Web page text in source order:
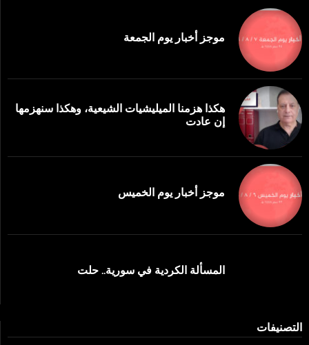
موجز أخبار يوم الجمعة
هكذا هزمنا الميليشيات الشيعية، وهكذا سنهزمها
إن عادت
موجز أخبار يوم الخميس
المسألة الكردية في سورية.. حلت
التصنيفات